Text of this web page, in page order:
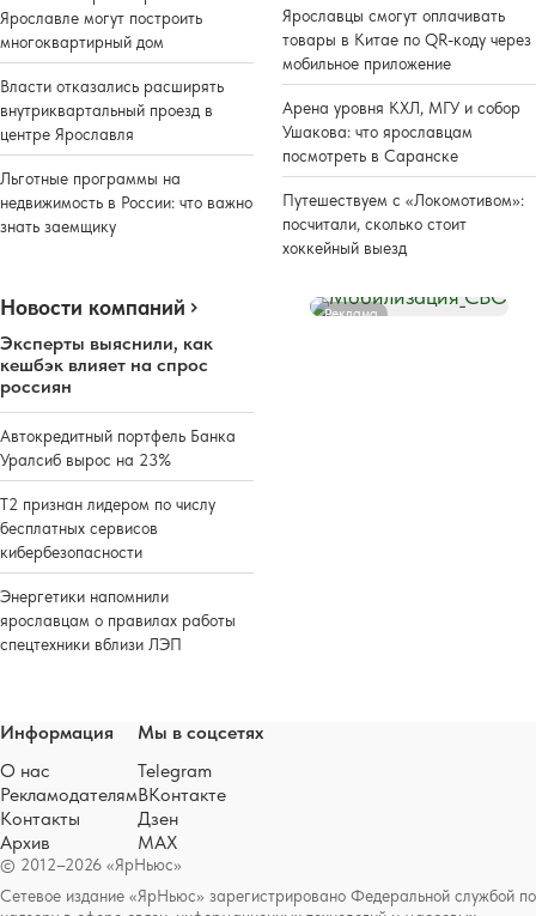
Ярославле могут построить
многоквартирный дом
Власти отказались расширять
внутриквартальный проезд в
центре Ярославля
Льготные программы на
недвижимость в России: что важно
знать заемщику
Ярославцы смогут оплачивать
товары в Китае по QR-коду через
мобильное приложение
Арена уровня КХЛ, МГУ и собор
Ушакова: что ярославцам
посмотреть в Саранске
Путешествуем с «Локомотивом»:
посчитали, сколько стоит
хоккейный выезд
Новости компаний
Эксперты выяснили, как
кешбэк влияет на спрос
россиян
Автокредитный портфель Банка
Уралсиб вырос на 23%
Т2 признан лидером по числу
бесплатных сервисов
кибербезопасности
Энергетики напомнили
ярославцам о правилах работы
спецтехники вблизи ЛЭП
Реклама
© 2012–2026 «ЯрНьюс»
Сетевое издание «ЯрНьюс» зарегистрировано Федеральной службой по
Информация
О нас
Рекламодателям
Контакты
Архив
Мы в соцсетях
Telegram
ВКонтакте
Дзен
MAX